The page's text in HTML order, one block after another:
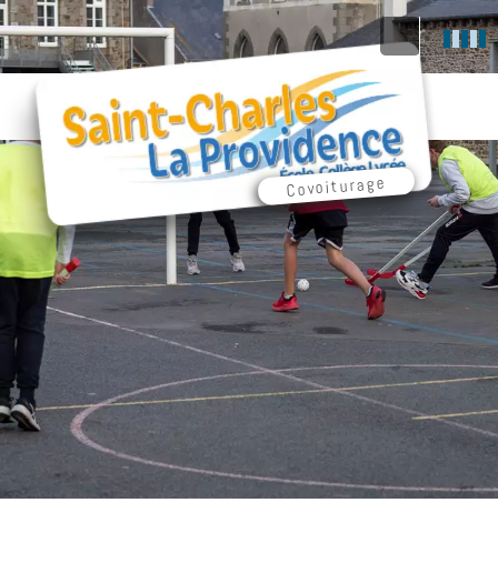
Covoiturage